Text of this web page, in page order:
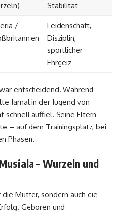
Stabilität
/
Leidenschaft,
Disziplin,
sportlicher
Ehrgeiz
war entscheidend. Während
Jamal in der Jugend von
schnell auffiel. Seine Eltern
– auf dem Trainingsplatz, bei
Phasen.
– Wurzeln und
die Mutter, sondern auch die
Geboren und